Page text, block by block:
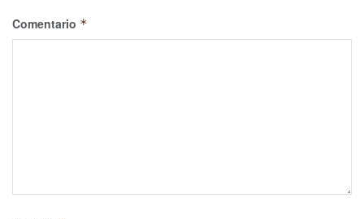
Comentario *